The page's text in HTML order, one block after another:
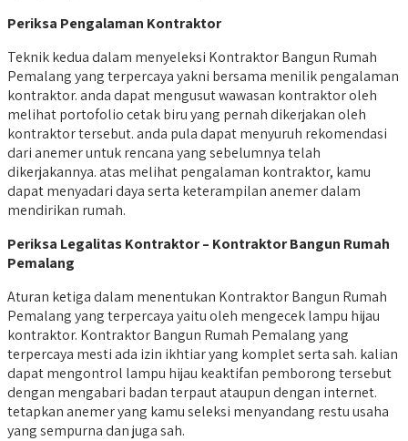
Periksa Pengalaman Kontraktor
Teknik kedua dalam menyeleksi Kontraktor Bangun Rumah
Pemalang yang terpercaya yakni bersama menilik pengalaman
kontraktor. anda dapat mengusut wawasan kontraktor oleh
melihat portofolio cetak biru yang pernah dikerjakan oleh
kontraktor tersebut. anda pula dapat menyuruh rekomendasi
dari anemer untuk rencana yang sebelumnya telah
dikerjakannya. atas melihat pengalaman kontraktor, kamu
dapat menyadari daya serta keterampilan anemer dalam
mendirikan rumah.
Periksa Legalitas Kontraktor – Kontraktor Bangun Rumah
Pemalang
Aturan ketiga dalam menentukan Kontraktor Bangun Rumah
Pemalang yang terpercaya yaitu oleh mengecek lampu hijau
kontraktor. Kontraktor Bangun Rumah Pemalang yang
terpercaya mesti ada izin ikhtiar yang komplet serta sah. kalian
dapat mengontrol lampu hijau keaktifan pemborong tersebut
dengan mengabari badan terpaut ataupun dengan internet.
tetapkan anemer yang kamu seleksi menyandang restu usaha
yang sempurna dan juga sah.